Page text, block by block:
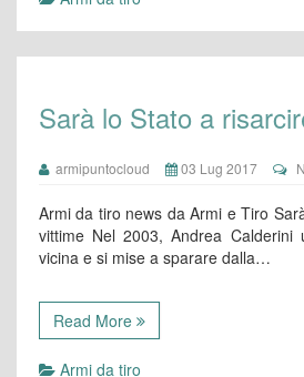
Sarà lo Stato a
armipuntocloud 03 Lug 2017
Armi da tiro news da Armi e Tiro
vittime Nel 2003, Andrea Calderini
vicina e si mise a sparare dalla…
Read More
Armi da tiro